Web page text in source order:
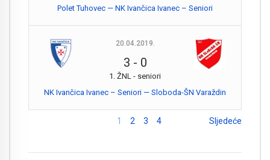
Polet Tuhovec — NK Ivančica Ivanec – Seniori
20.04.2019.
3 - 0
1. ŽNL - seniori
NK Ivančica Ivanec – Seniori — Sloboda-ŠN Varaždin
1 2 3 4 Sljedeće